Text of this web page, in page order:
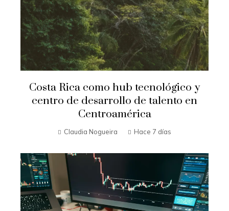
Costa Rica como hub tecnológico y
centro de desarrollo de talento en
Centroamérica
Claudia Nogueira Hace 7 días